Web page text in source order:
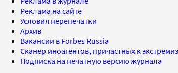
Реклама на сайте
Условия перепечатки
Архив
Вакансии в Forbes Russia
Сканер иноагентов, причастных к
Подписка на печатную версию журнала